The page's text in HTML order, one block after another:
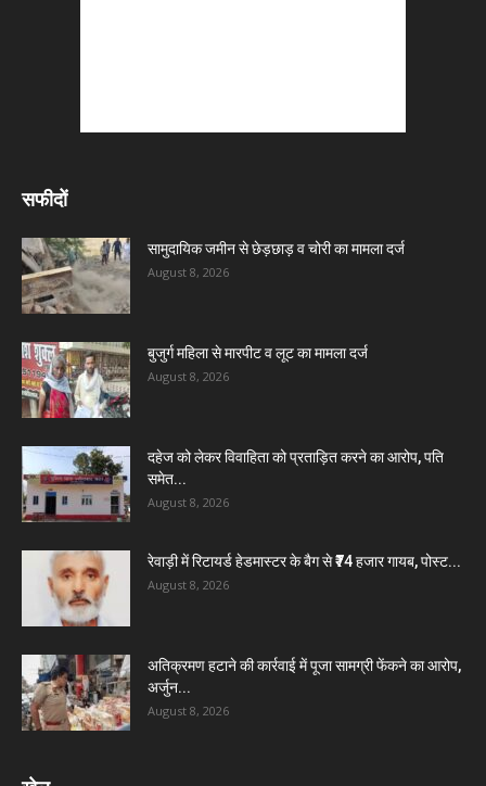
सफीदों
सामुदायिक जमीन से छेड़छाड़ व चोरी का मामला दर्ज
August 8, 2026
बुजुर्ग महिला से मारपीट व लूट का मामला दर्ज
August 8, 2026
दहेज को लेकर विवाहिता को प्रताड़ित करने का आरोप, पति
समेत...
August 8, 2026
रेवाड़ी में रिटायर्ड हेडमास्टर के बैग से ₹74 हजार गायब, पोस्ट...
August 8, 2026
अतिक्रमण हटाने की कार्रवाई में पूजा सामग्री फेंकने का आरोप,
अर्जुन...
August 8, 2026